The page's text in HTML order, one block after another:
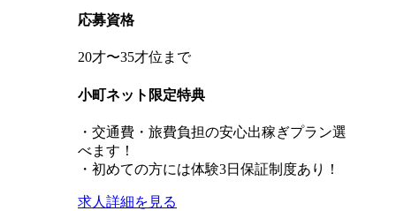
応募資格
20才〜35才位まで
小町ネット限定特典
・交通費・旅費負担の安心出稼ぎプラン選
べます！
・初めての方には体験3日保証制度あり！
求人詳細を見る